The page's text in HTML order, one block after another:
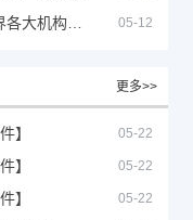
05-12
更多>>
】 05-22
】 05-22
】 05-22